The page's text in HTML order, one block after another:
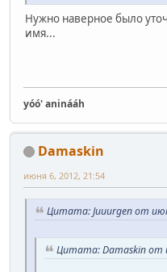
Нужно наверное было
имя...
yóó' aninááh
Damaskin
июня 6, 2012, 21:54
Цитата: Juuurgen от
Цитата: Damaskin от